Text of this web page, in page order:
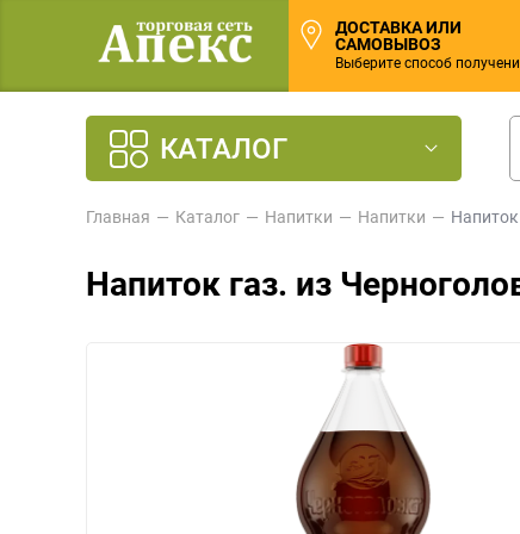
ДОСТАВКА ИЛИ
САМОВЫВОЗ
Выберите способ
КАТАЛОГ
Главная Каталог Напитки Напитки
Напиток газ. из